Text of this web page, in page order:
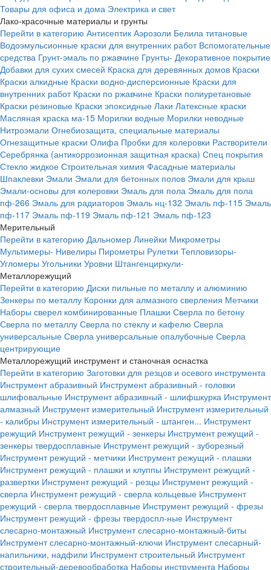
Товары для офиса и дома Электрика и свет
Лако-красочные материалы и грунты
Перейти в категорию Антисептик Аэрозоли Белила титановые
Водоэмульсионные краски для внутренних работ Вспомогательные
средства Грунт-эмаль по ржавчине Грунты- Декоративное покрытие
Добавки для сухих смесей Краска для деревянных домов Краски
Краски алкидные Краски водно-дисперсионные Краски для
внутренних работ Краски по ржавчине Краски полиуретановые
Краски резиновые Краски эпоксидные Лаки Латексные краски
Масляная краска ма-15 Морилки водные Морилки неводные
Нитроэмали Огнебиозащита, специальные материалы
Огнезащитные краски Олифа Пробки для колеровки Растворители
Серебрянка (антикоррозионная защитная краска) Спец покрытия
Стекло жидкое Строительная химия Фасадные материалы
Шпаклевки Эмали Эмали для бетонных полов Эмали для крыш
Эмали-основы для колеровки Эмаль для пола Эмаль для пола
пф-266 Эмаль для радиаторов Эмаль нц-132 Эмаль пф-115 Эмаль
пф-117 Эмаль пф-119 Эмаль пф-121 Эмаль пф-123
Мерительный
Перейти в категорию Дальномер Линейки Микрометры
Мультимеры- Нивелиры Пирометры Рулетки Тепловизоры-
Угломеры Угольники Уровни Штангенциркули-
Металлорежущий
Перейти в категорию Диски пильные по металлу и алюминию
Зенкеры по металлу Коронки для алмазного сверления Метчики
Наборы сверел комбинированные Плашки Сверла по бетону
Сверла по металлу Сверла по стеклу и кафелю Сверла
универсальные Сверла универсальные опалубочные Сверла
центрирующие
Металлорежущий инструмент и станочная оснастка
Перейти в категорию Заготовки для резцов и осевого инструмента
Инструмент абразивный Инструмент абразивный - головки
шлифовальные Инструмент абразивный - шлифшкурка Инструмент
алмазный Инструмент измерительный Инструмент измерительный
- калибры Инструмент измерительный - штанген... Инструмент
режущий Инструмент режущий - зенкеры Инструмент режущий -
зенкеры твердосплавные Инструмент режущий - зуборезный
Инструмент режущий - метчики Инструмент режущий - плашки
Инструмент режущий - плашки и клуппы Инструмент режущий -
развертки Инструмент режущий - резцы Инструмент режущий -
сверла Инструмент режущий - сверла кольцевые Инструмент
режущий - сверла твердосплавные Инструмент режущий - фрезы
Инструмент режущий - фрезы твердоспл-ные Инструмент
слесарно-монтажный Инструмент слесарно-монтажный-биты
Инструмент слесарно-монтажный-ключи Инструмент слесарный-
напильники, надфили Инструмент строительный Инструмент
строительный-деревообработка Наборы инструмента Наборы